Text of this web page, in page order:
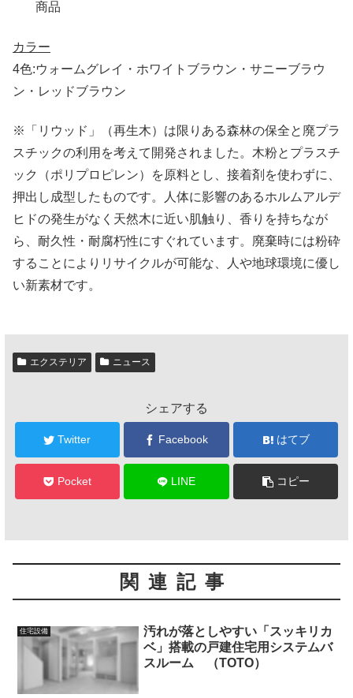
商品
カラー
4色:ウォームグレイ・ホワイトブラウン・サニーブラウ
ン・レッドブラウン
※「リウッド」（再生木）は限りある森林の保全と廃プラ
スチックの利用を考えて開発されました。木粉とプラスチ
ック（ポリプロピレン）を原料とし、接着剤を使わずに、
押出し成型したものです。人体に影響のあるホルムアルデ
ヒドの発生がなく天然木に近い肌触り、香りを持ちなが
ら、耐久性・耐腐朽性にすぐれています。廃棄時には粉砕
することによりリサイクルが可能な、人や地球環境に優し
い新素材です。
エクステリア ニュース
シェアする
Twitter Facebook はてブ
Pocket LINE コピー
関連記事
住宅設備
汚れが落としやすい「スッキリカ
ベ」搭載の戸建住宅用システムバ
スルーム （TOTO）